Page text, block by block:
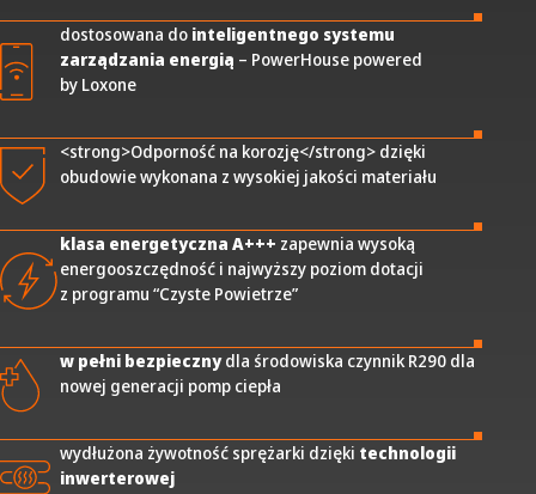
dostosowana do inteligentnego systemu
zarządzania energią – PowerHouse powered
by Loxone
<strong>Odporność na korozję</strong> dzięki
obudowie wykonana z wysokiej jakości materiału
klasa energetyczna A+++ zapewnia wysoką
energooszczędność i najwyższy poziom dotacji
z programu “Czyste Powietrze”
w pełni bezpiecznydla środowiska czynnik R290 dla
nowej generacji pomp ciepła
wydłużona żywotność sprężarki dzięki technologii
inwerterowej